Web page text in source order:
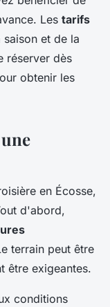
Les tarifs
et de la
réserver dès
obtenir les
en Écosse,
d'abord,
terrain peut être
être exigeantes.
conditions